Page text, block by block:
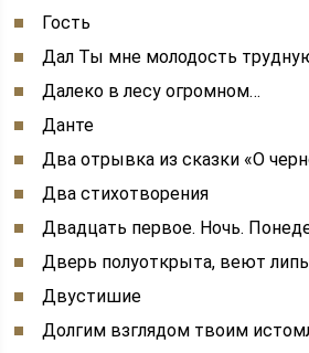
Гость
Дал Ты мне молодость
Далеко в лесу огромном…
Данте
Два отрывка из сказки «О
Два стихотворения
Двадцать первое. Ночь.
Дверь полуоткрыта, веют
Двустишие
Долгим взглядом твоим